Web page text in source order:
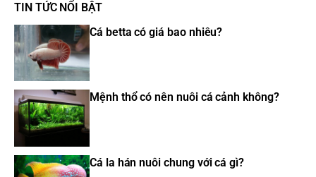
TIN TỨC NỔI BẬT
Cá betta có giá bao nhiêu?
Mệnh thổ có nên nuôi cá cảnh không?
Cá la hán nuôi chung với cá gì?